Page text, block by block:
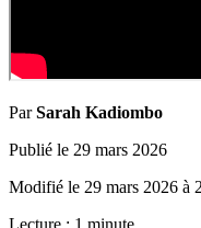
Par Sarah Kadiombo
Publié le 29 mars 2026
Modifié le 29 mars 2026 à
Lecture : 1 minute